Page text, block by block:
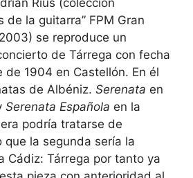
Rius (colección
de la guitarra” FPM Gran
se reproduce un
de Tárrega con fecha
de 1904 en Castellón. En él
de Albéniz. Serenata en
Serenata Española en la
podría tratarse de
que la segunda sería la
Cádiz: Tárrega por tanto ya